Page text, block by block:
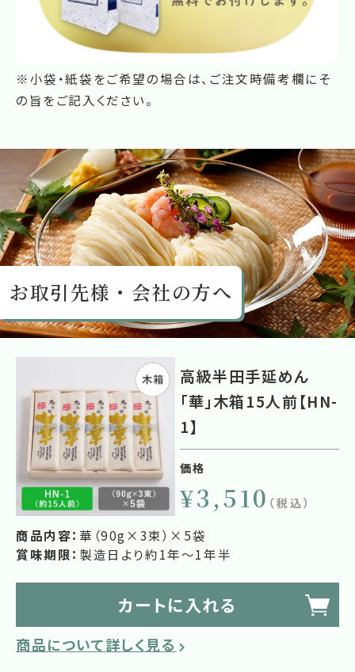
※小袋・紙袋をご希望の場合は、ご注文時備考欄にそ
の旨をご記入ください。
お取引先様・会社の方へ
高級半田手延めん
「華」木箱15人前【HN-
1】
商品内容： 華（90g×3束）×5袋
賞味期限： 製造日より約1年～1年半
価格
¥3,510 （税込）
カートに入れる
商品について詳しく見る